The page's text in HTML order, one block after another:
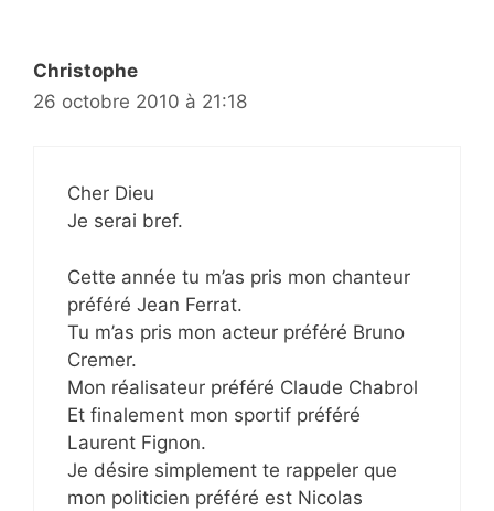
Christophe
26 octobre 2010 à 21:18
Cher Dieu
Je serai bref.
Cette année tu m’as pris mon chanteur
préféré Jean Ferrat.
Tu m’as pris mon acteur préféré Bruno
Cremer.
Mon réalisateur préféré Claude Chabrol
Et finalement mon sportif préféré
Laurent Fignon.
Je désire simplement te rappeler que
mon politicien préféré est Nicolas